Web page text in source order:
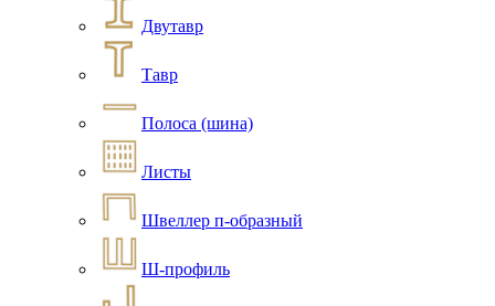
Двутавр
Тавр
Полоса (шина)
Листы
Швеллер п-образный
Ш-профиль